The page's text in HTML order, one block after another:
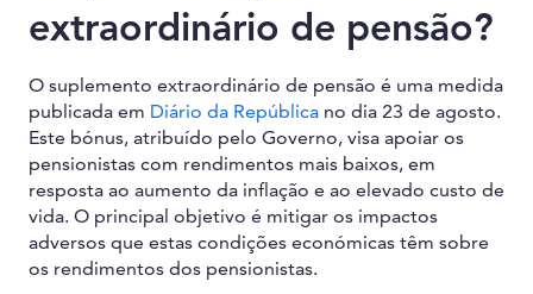
extraordinário de pensão?
O suplemento extraordinário de pensão é uma medida
publicada em Diário da República no dia 23 de agosto.
Este bónus, atribuído pelo Governo, visa apoiar os
pensionistas com rendimentos mais baixos, em
resposta ao aumento da inflação e ao elevado custo de
vida. O principal objetivo é mitigar os impactos
adversos que estas condições económicas têm sobre
os rendimentos dos pensionistas.